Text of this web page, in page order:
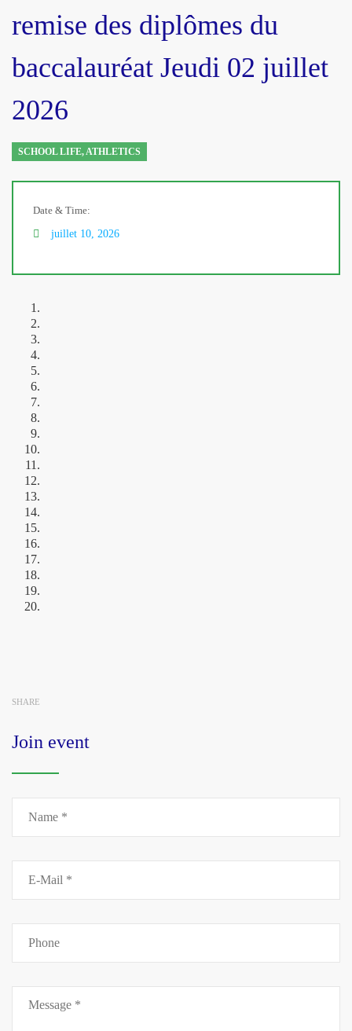
remise des diplômes du
baccalauréat Jeudi 02 juillet
2026
SCHOOL LIFE,ATHLETICS
Date & Time:
juillet 10, 2026
SHARE
Join event